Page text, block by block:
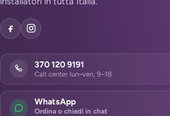
370 120 9191
Call center lun–ven, 9–18
WhatsApp
Ordina o chiedi in chat